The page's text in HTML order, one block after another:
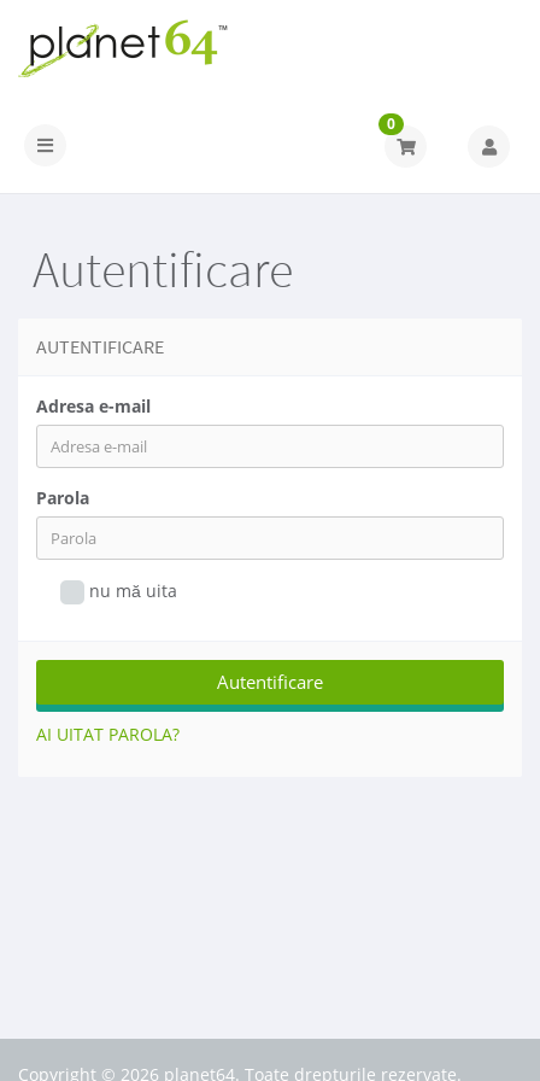
Navigare Toggle
0
Autentificare
AUTENTIFICARE
Adresa e-mail
Parola
nu mă uita
AI UITAT PAROLA?
Copyright © 2026 planet64. Toate drepturile rezervate.